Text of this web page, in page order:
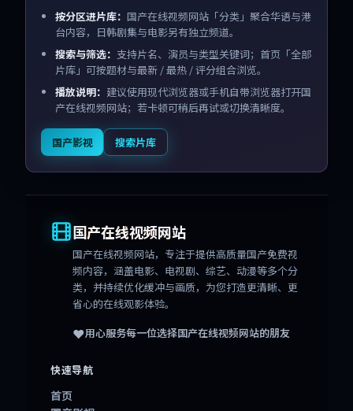
按分区进片库： 国产在线视频网站「分类」聚合华语与港
台内容，日韩剧集与电影另有独立频道。
搜索与筛选： 支持片名、演员与类型关键词；首页「全部
片库」可按题材与最新 / 最热 / 评分组合浏览。
播放说明： 建议使用现代浏览器或手机自带浏览器打开国
产在线视频网站；若卡顿可稍后再试或切换清晰度。
国产影视 搜索片库
国产在线视频网站
国产在线视频网站，专注于提供高质量国产免费视
频内容，涵盖电影、电视剧、综艺、动漫等多个分
类，并持续优化缓冲与画质，为您打造更清晰、更
省心的在线观影体验。
❤️用心服务每一位选择国产在线视频网站的朋友
快速导航
首页